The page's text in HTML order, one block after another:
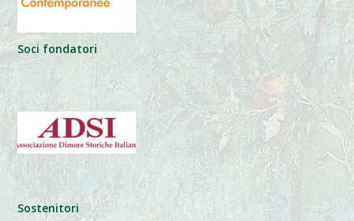
Soci fondatori
Sostenitori